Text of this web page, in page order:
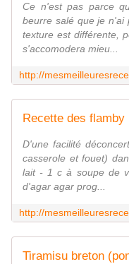
Ce n'est pas parce
beurre salé que je n'ai
texture est différente,
s'accomodera mieu...
D'une facilité
casserole et fouet)
lait - 1 c à soupe de
d'agar agar prog...